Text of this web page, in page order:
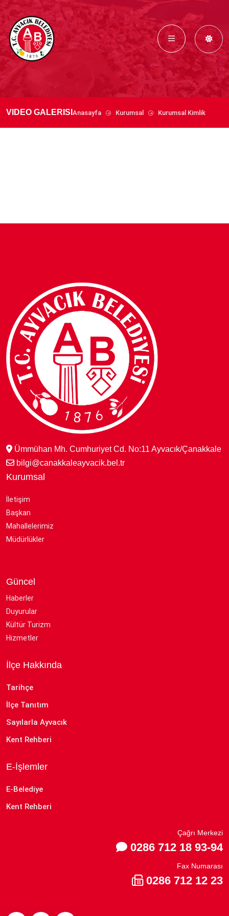
VIDEO GALERISI Anasayfa Kurumsal Kurumsal Kimlik
Ümmühan Mh. Cumhuriyet Cd. No:11 Ayvacık/Çanakkale
bilgi@canakkaleayvacik.bel.tr
Kurumsal
İletişim
Başkan
Mahallelerimiz
Müdürlükler
Güncel
Haberler
Duyurular
Kültür Turizm
Hizmetler
İlçe Hakkında
Tarihçe
İlçe Tanıtım
Sayılarla Ayvacık
Kent Rehberi
E-İşlemler
E-Belediye
Kent Rehberi
Çağrı Merkezi
0286 712 18 93-94
Fax Numarası
0286 712 12 23